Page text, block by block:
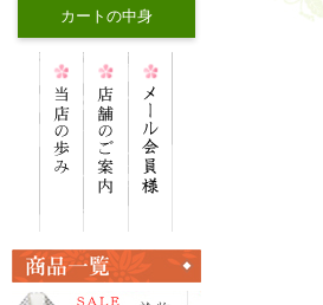
カートの中身